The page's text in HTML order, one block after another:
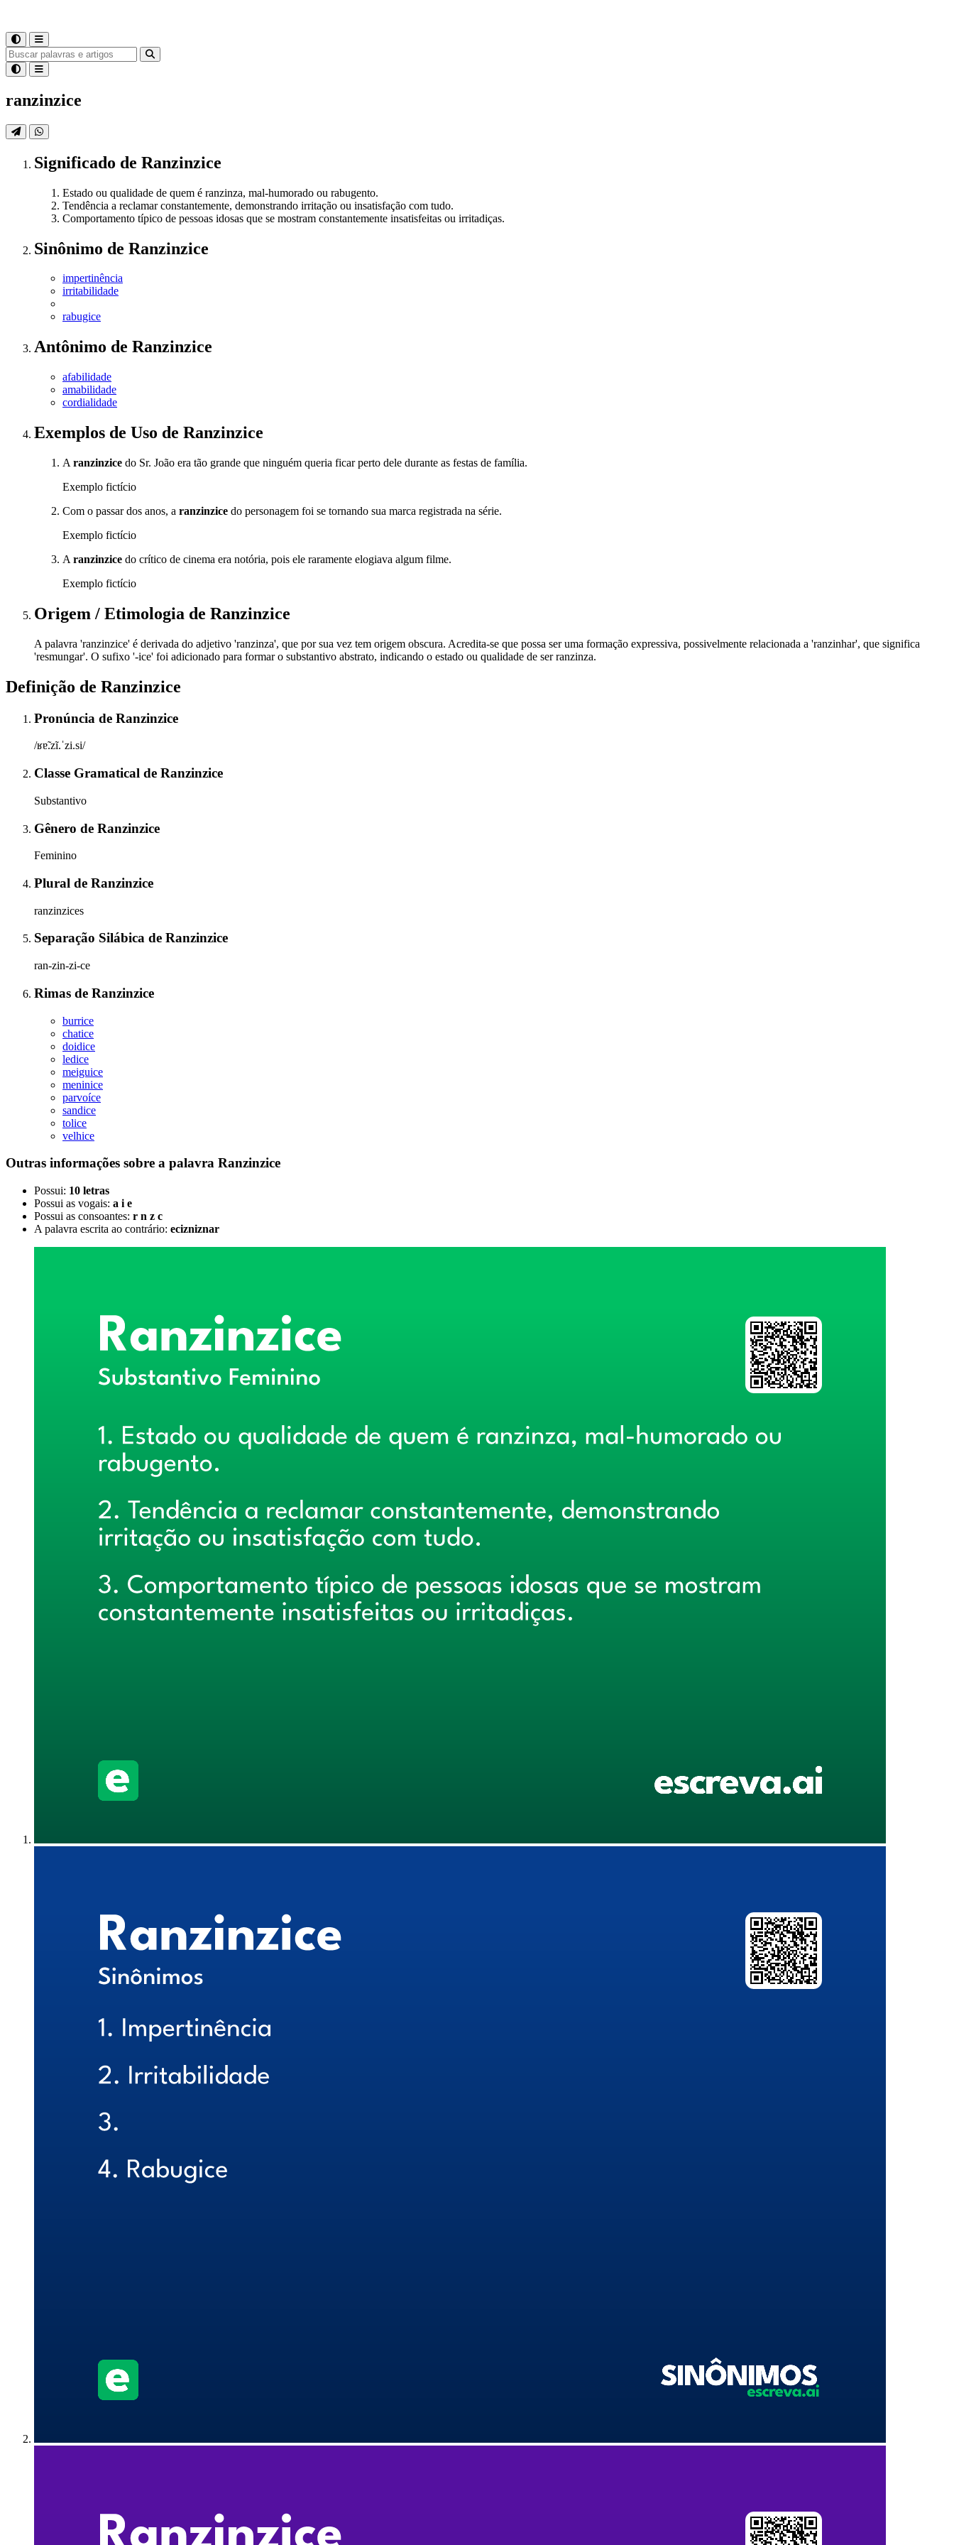
ranzinzice
Significado de Ranzinzice
Estado ou qualidade de quem é ranzinza, mal-humorado ou rabugento.
Tendência a reclamar constantemente, demonstrando irritação ou insatisfação com tudo.
Comportamento típico de pessoas idosas que se mostram constantemente insatisfeitas ou irritadiças.
Sinônimo de Ranzinzice
impertinência
irritabilidade
rabugice
Antônimo de Ranzinzice
afabilidade
amabilidade
cordialidade
Exemplos de Uso de Ranzinzice
A ranzinzice do Sr. João era tão grande que ninguém queria ficar perto dele durante as festas de família.
Exemplo fictício
Com o passar dos anos, a ranzinzice do personagem foi se tornando sua marca registrada na série.
Exemplo fictício
A ranzinzice do crítico de cinema era notória, pois ele raramente elogiava algum filme.
Exemplo fictício
Origem / Etimologia de Ranzinzice
A palavra 'ranzinzice' é derivada do adjetivo 'ranzinza', que por sua vez tem origem obscura. Acredita-se que possa ser uma formação expressiva, possivelmente relacionada a 'ranzinhar', que significa
'resmungar'. O sufixo '-ice' foi adicionado para formar o substantivo abstrato, indicando o estado ou qualidade de ser ranzinza.
Definição de Ranzinzice
Pronúncia de Ranzinzice
/ʁɐ̃.zĩ.ˈzi.si/
Classe Gramatical de Ranzinzice
Substantivo
Gênero de Ranzinzice
Feminino
Plural de Ranzinzice
ranzinzices
Separação Silábica de Ranzinzice
ran-zin-zi-ce
Rimas de Ranzinzice
burrice
chatice
doidice
ledice
meiguice
meninice
parvoíce
sandice
tolice
velhice
Outras informações sobre a palavra Ranzinzice
Possui: 10 letras
Possui as vogais: a i e
Possui as consoantes: r n z c
A palavra escrita ao contrário: ecizniznar